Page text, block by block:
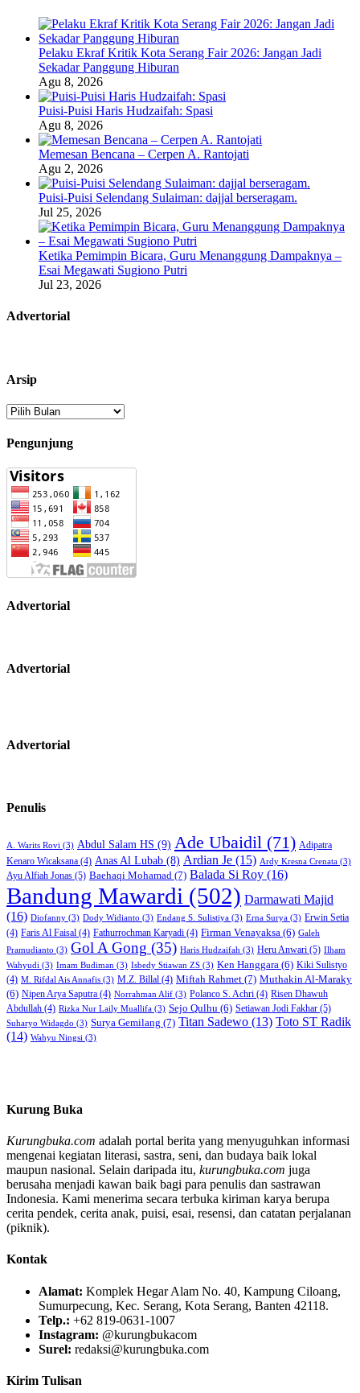
Pelaku Ekraf Kritik Kota Serang Fair 2026: Jangan Jadi
Sekadar Panggung Hiburan
Agu 8, 2026
Puisi-Puisi Haris Hudzaifah: Spasi
Agu 8, 2026
Memesan Bencana – Cerpen A. Rantojati
Agu 2, 2026
Puisi-Puisi Selendang Sulaiman: dajjal berseragam.
Jul 25, 2026
Ketika Pemimpin Bicara, Guru Menanggung Dampaknya –
Esai Megawati Sugiono Putri
Jul 23, 2026
Advertorial
Arsip
Arsip
Pengunjung
Advertorial
Advertorial
Advertorial
Penulis
A. Warits Rovi (3) Abdul Salam HS (9) Ade Ubaidil (71) Adipatra
Kenaro Wicaksana (4) Anas Al Lubab (8) Ardian Je (15) Ardy Kresna Crenata (3)
Ayu Alfiah Jonas (5) Baehaqi Mohamad (7) Balada Si Roy (16)
Bandung Mawardi (502) Darmawati Majid
(16) Diofanny (3) Dody Widianto (3) Endang S. Sulistiya (3) Erna Surya (3) Erwin Setia
(4) Faris Al Faisal (4) Fathurrochman Karyadi (4) Firman Venayaksa (6) Galeh
Pramudianto (3) Gol A Gong (35) Haris Hudzaifah (3) Heru Anwari (5) Ilham
Wahyudi (3) Imam Budiman (3) Isbedy Stiawan ZS (3) Ken Hanggara (6) Kiki Sulistyo
(4) M. Rifdal Ais Annafis (3) M.Z. Billal (4) Miftah Rahmet (7) Muthakin Al-Maraky
(6) Nipen Arya Saputra (4) Norrahman Alif (3) Polanco S. Achri (4) Risen Dhawuh
Abdullah (4) Rizka Nur Laily Muallifa (3) Sejo Qulhu (6) Setiawan Jodi Fakhar (5)
Suharyo Widagdo (3) Surya Gemilang (7) Titan Sadewo (13) Toto ST Radik
(14) Wahyu Ningsi (3)
Kurung Buka
Kurungbuka.com adalah portal berita yang menyuguhkan informasi
mengenai kegiatan literasi, sastra, seni, dan budaya baik lokal
maupun nasional. Selain daripada itu, kurungbuka.com juga
berusaha menjadi kawan baik bagi para penulis dan sastrawan
Indonesia. Kami menerima secara terbuka kiriman karya berupa
cerita pendek, cerita anak, puisi, esai, resensi, dan catatan perjalanan
(piknik).
Kontak
Alamat: Komplek Hegar Alam No. 40, Kampung Ciloang,
Sumurpecung, Kec. Serang, Kota Serang, Banten 42118.
Telp.: +62 819-0631-1007
Instagram: @kurungbukacom
Surel: redaksi@kurungbuka.com
Kirim Tulisan